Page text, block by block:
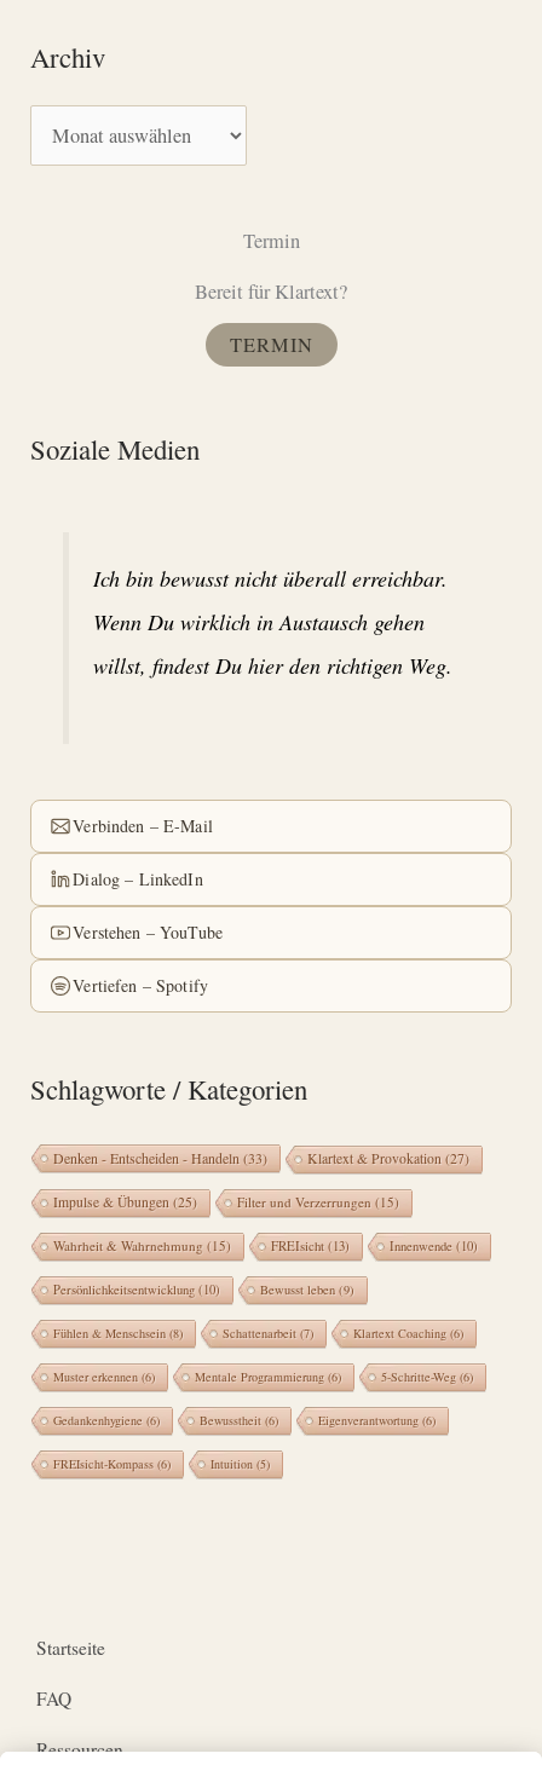
e
r
Archiv
r
Termin
Bereit für Klartext?
TERMIN
Soziale Medien
Ich bin bewusst nicht überall erreichbar.
Wenn Du wirklich in Austausch gehen
willst, findest Du hier den richtigen Weg.
Verbinden – E-Mail
Dialog – LinkedIn
Verstehen – YouTube
Vertiefen – Spotify
Schlagworte / Kategorien
Denken - Entscheiden - Handeln (33) Klartext & Provokation (27)
Impulse & Übungen (25) Filter und Verzerrungen (15)
Wahrheit & Wahrnehmung (15) FREIsicht (13) Innenwende (10)
Persönlichkeitsentwicklung (10) Bewusst leben (9)
Fühlen & Menschsein (8) Schattenarbeit (7) Klartext Coaching (6)
Muster erkennen (6) Mentale Programmierung (6) 5-Schritte-Weg (6)
Gedankenhygiene (6) Bewusstheit (6) Eigenverantwortung (6)
FREIsicht-Kompass (6) Intuition (5)
Startseite
FAQ
Ressourcen